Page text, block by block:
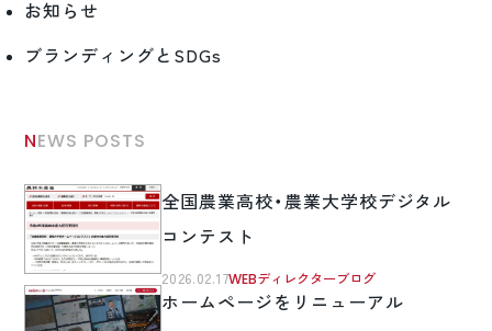
お知らせ
ブランディングとSDGs
NEWS POSTS
全国農業高校・農業大学校デジタル
コンテスト
2026.02.17WEBディレクターブログ
ホームページをリニューアル